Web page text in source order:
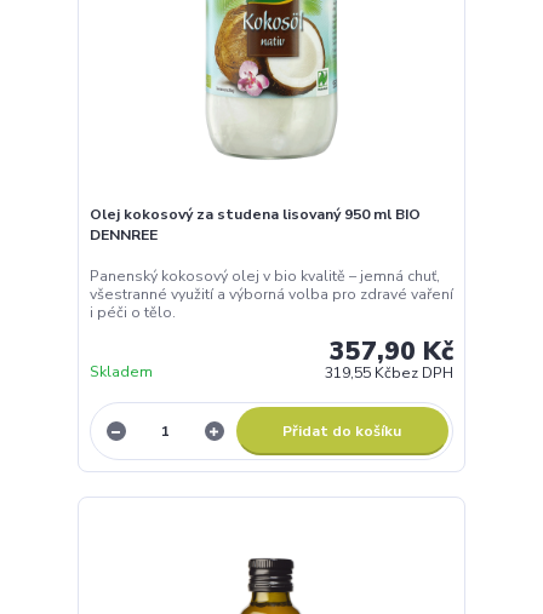
Olej kokosový za studena lisovaný 950 ml BIO
DENNREE
Panenský kokosový olej v bio kvalitě – jemná chuť,
všestranné využití a výborná volba pro zdravé vaření
i péči o tělo.
357,90 Kč
319,55 Kčbez DPH
Skladem
Přidat do košíku